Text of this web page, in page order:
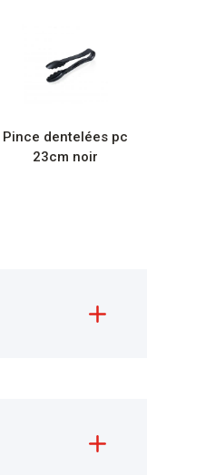
Pince dentelées pc
23cm noir